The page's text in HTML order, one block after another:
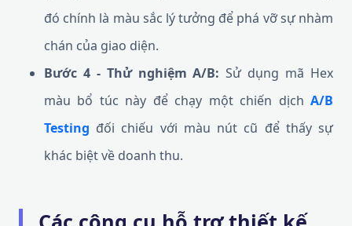
đó chính là màu sắc lý tưởng để phá vỡ sự nhàm
chán của giao diện.
Bước 4 - Thử nghiệm A/B: Sử dụng mã Hex
màu bổ túc này để chạy một chiến dịch A/B
Testing đối chiếu với màu nút cũ để thấy sự
khác biệt về doanh thu.